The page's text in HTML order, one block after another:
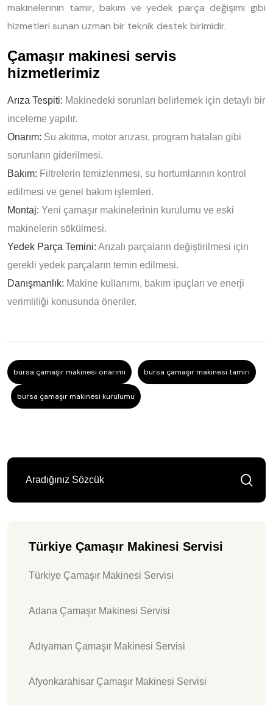
makinelerinin tamir, bakım ve yedek parça değişimi gibi
hizmetleri sunan uzman bir teknik destek birimidir.
Çamaşır makinesi servis
hizmetlerimiz
Arıza Tespiti: Makinedeki sorunları belirlemek için detaylı bir
inceleme yapılır.
Onarım: Su akıtma, motor arızası, program hataları gibi
sorunların giderilmesi.
Bakım: Filtrelerin temizlenmesi, su hortumlarının kontrol
edilmesi ve genel bakım işlemleri.
Montaj: Yeni çamaşır makinelerinin kurulumu ve eski
makinelerin sökülmesi.
Yedek Parça Temini: Arızalı parçaların değiştirilmesi için
gerekli yedek parçaların temin edilmesi.
Danışmanlık: Makine kullanımı, bakım ipuçları ve enerji
verimliliği konusunda öneriler.
bursa çamaşır makinesi onarımı bursa çamaşır makinesi tamiri
bursa çamaşır makinesi kurulumu
Türkiye Çamaşır Makinesi Servisi
Türkiye Çamaşır Makinesi Servisi
Adana Çamaşır Makinesi Servisi
Adıyaman Çamaşır Makinesi Servisi
Afyonkarahisar Çamaşır Makinesi Servisi